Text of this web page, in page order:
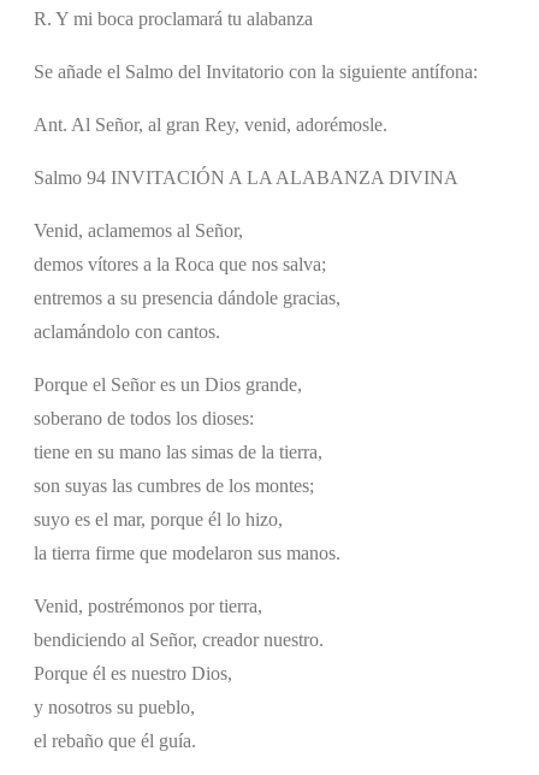
R. Y mi boca proclamará tu alabanza
Se añade el Salmo del Invitatorio con la siguiente antífona:
Ant. Al Señor, al gran Rey, venid, adorémosle.
Salmo 94 INVITACIÓN A LA ALABANZA DIVINA
Venid, aclamemos al Señor,
demos vítores a la Roca que nos salva;
entremos a su presencia dándole gracias,
aclamándolo con cantos.
Porque el Señor es un Dios grande,
soberano de todos los dioses:
tiene en su mano las simas de la tierra,
son suyas las cumbres de los montes;
suyo es el mar, porque él lo hizo,
la tierra firme que modelaron sus manos.
Venid, postrémonos por tierra,
bendiciendo al Señor, creador nuestro.
Porque él es nuestro Dios,
y nosotros su pueblo,
el rebaño que él guía.